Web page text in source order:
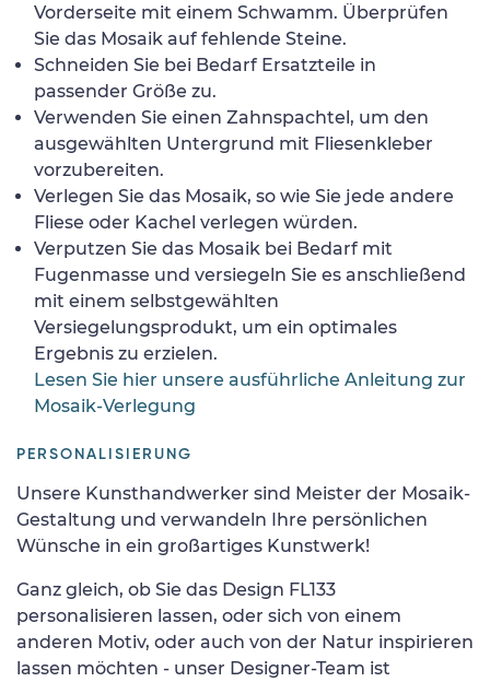
Vorderseite mit einem Schwamm. Überprüfen
Sie das Mosaik auf fehlende Steine.
Schneiden Sie bei Bedarf Ersatzteile in
passender Größe zu.
Verwenden Sie einen Zahnspachtel, um den
ausgewählten Untergrund mit Fliesenkleber
vorzubereiten.
Verlegen Sie das Mosaik, so wie Sie jede andere
Fliese oder Kachel verlegen würden.
Verputzen Sie das Mosaik bei Bedarf mit
Fugenmasse und versiegeln Sie es anschließend
mit einem selbstgewählten
Versiegelungsprodukt, um ein optimales
Ergebnis zu erzielen.
Lesen Sie hier unsere ausführliche Anleitung zur
Mosaik-Verlegung
PERSONALISIERUNG
Unsere Kunsthandwerker sind Meister der Mosaik-
Gestaltung und verwandeln Ihre persönlichen
Wünsche in ein großartiges Kunstwerk!
Ganz gleich, ob Sie das Design FL133
personalisieren lassen, oder sich von einem
anderen Motiv, oder auch von der Natur inspirieren
lassen möchten - unser Designer-Team ist